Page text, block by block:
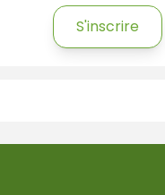
S'inscrire